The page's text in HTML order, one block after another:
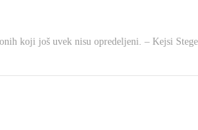
koji još uvek nisu opredeljeni. – Kejsi